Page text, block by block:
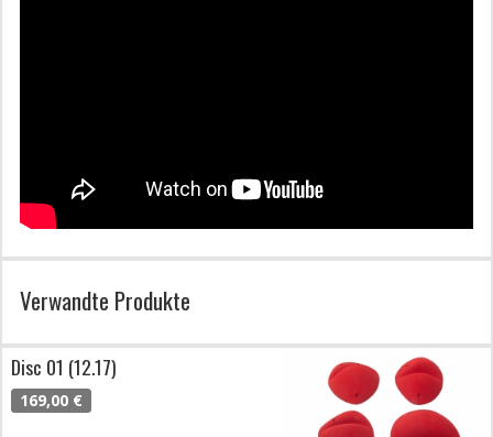
Verwandte Produkte
Disc 01 (12.17)
169,00 €